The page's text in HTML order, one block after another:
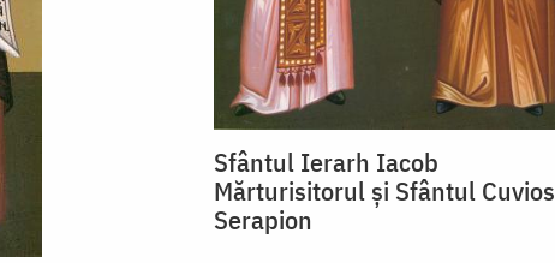
Sfântul Ierarh Iacob
Mărturisitorul și Sfântul Cuvios
Serapion